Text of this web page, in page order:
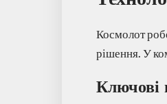
Космолот
рішення. У
Ключові